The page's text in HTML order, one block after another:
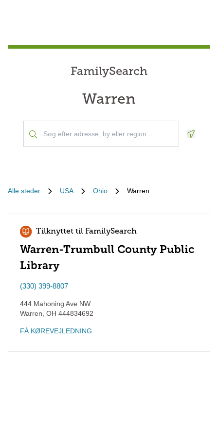
FamilySearch
Warren
Alle steder USA Ohio Warren
Tilknyttet til FamilySearch
Warren-Trumbull County Public
Library
(330) 399-8807
444 Mahoning Ave NW
Warren OH 444834692
FÅ KØREVEJLEDNING